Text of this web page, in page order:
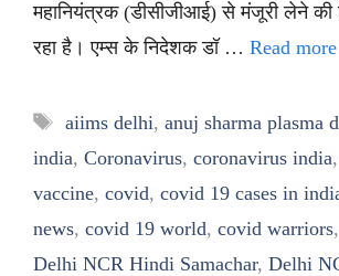
महानियंत्रक (डीसीजीआई) से मंजूरी लेने की
रहा है। एम्स के निदेशक डॉ … Read more
Tags
aiims delhi, anuj sharma plasma
india, Coronavirus, coronavirus india,
vaccine, covid, covid 19 cases in
news, covid 19 world, covid warriors,
Delhi NCR Hindi Samachar, Delhi